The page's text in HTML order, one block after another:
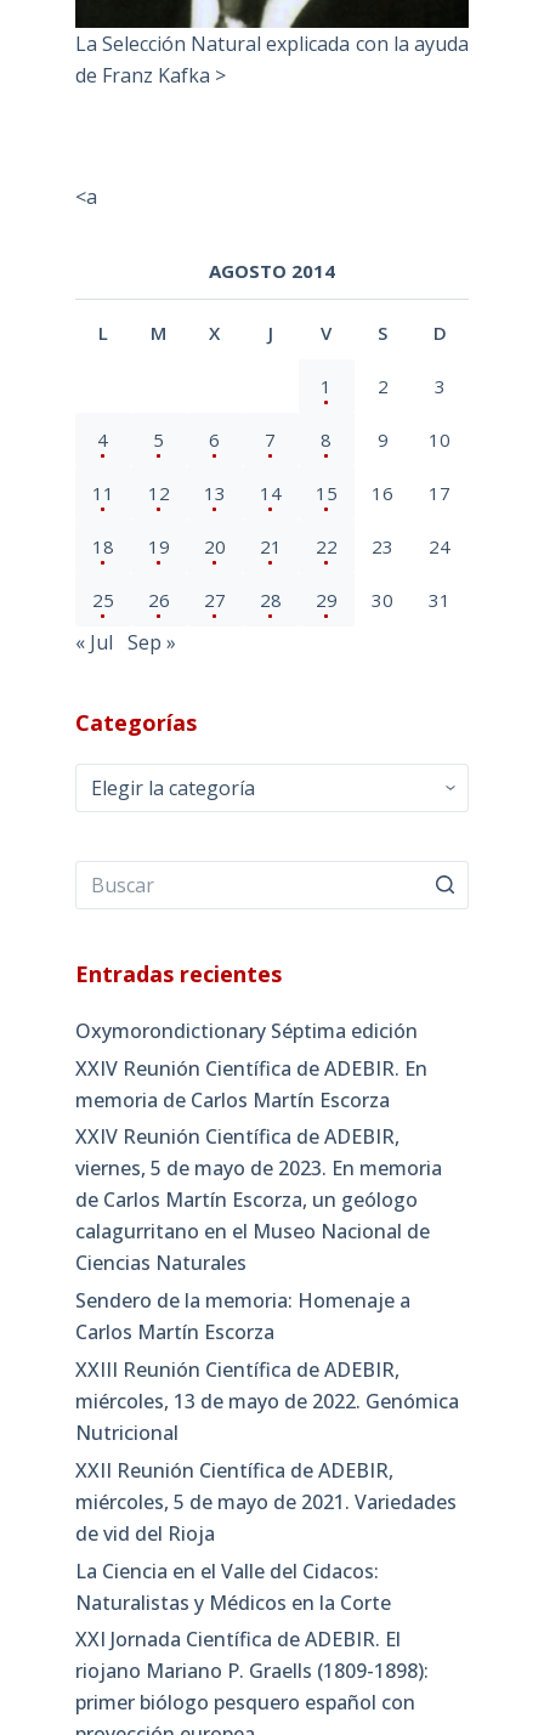
La Selección Natural explicada con la ayuda
de Franz Kafka >
<a
AGOSTO 2014
L M X J V S D
1 2 3
4 5 6 7 8 9 10
11 12 13 14 15 16 17
18 19 20 21 22 23 24
25 26 27 28 29 30 31
« Jul Sep »
Categorías
Categorías
Entradas recientes
Oxymorondictionary Séptima edición
XXIV Reunión Científica de ADEBIR. En
memoria de Carlos Martín Escorza
XXIV Reunión Científica de ADEBIR,
viernes, 5 de mayo de 2023. En memoria
de Carlos Martín Escorza, un geólogo
calagurritano en el Museo Nacional de
Ciencias Naturales
Sendero de la memoria: Homenaje a
Carlos Martín Escorza
XXIII Reunión Científica de ADEBIR,
miércoles, 13 de mayo de 2022. Genómica
Nutricional
XXII Reunión Científica de ADEBIR,
miércoles, 5 de mayo de 2021. Variedades
de vid del Rioja
La Ciencia en el Valle del Cidacos:
Naturalistas y Médicos en la Corte
XXI Jornada Científica de ADEBIR. El
riojano Mariano P. Graells (1809-1898):
primer biólogo pesquero español con